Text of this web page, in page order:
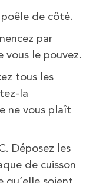
de côté.
par
le pouvez.
tous les
la
ne vous plaît
Déposez les
de cuisson